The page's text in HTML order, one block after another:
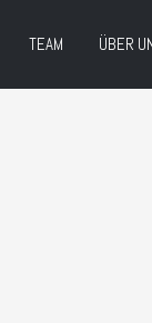
TEAM ÜBER